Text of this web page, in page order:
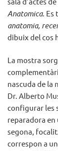
sala d’actes
Anatomica. Es
anatomia,
dibuix del cos
La mostra
nascuda de la
Dr. Alberto
configurar les
reparadora
segona,
correspon a